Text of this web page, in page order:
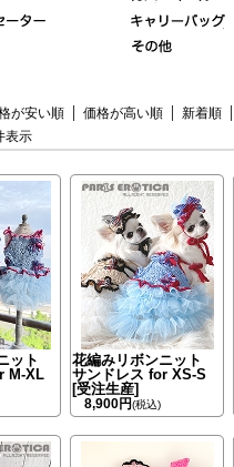
が安い順 価格が高い順
新着順
表示
ット
M-XL
花編みリボンニット
サンドレス for XS-S
[受注生産]
8,900円(税込)